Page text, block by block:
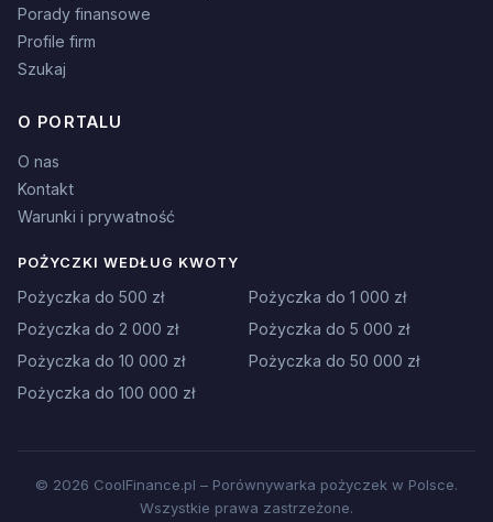
Porady finansowe
Profile firm
Szukaj
O PORTALU
O nas
Kontakt
Warunki i prywatność
POŻYCZKI WEDŁUG KWOTY
Pożyczka do 500 zł
Pożyczka do 1 000 zł
Pożyczka do 2 000 zł
Pożyczka do 5 000 zł
Pożyczka do 10 000 zł
Pożyczka do 50 000 zł
Pożyczka do 100 000 zł
© 2026 CoolFinance.pl – Porównywarka pożyczek w Polsce.
Wszystkie prawa zastrzeżone.